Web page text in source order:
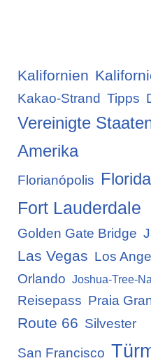
Kalifornien
Kakao-Strand Tipps
Vereinigte
Amerika
Florianópolis Florida
Fort Lauderdale
Golden Gate Bridge
Las Vegas Los
Orlando Joshua-Tree-
Reisepass Praia
Route 66 Silvester
San Francisco